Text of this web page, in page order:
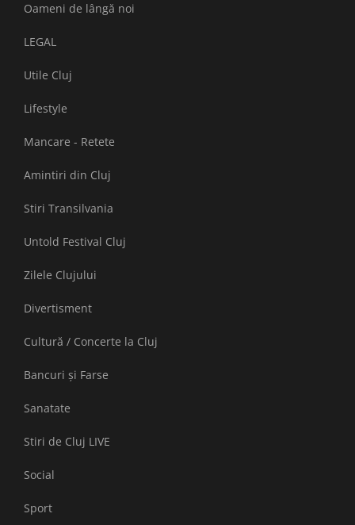
Oameni de lângă noi
LEGAL
Utile Cluj
Lifestyle
Mancare - Retete
Amintiri din Cluj
Stiri Transilvania
Untold Festival Cluj
Zilele Clujului
Divertisment
Cultură / Concerte la Cluj
Bancuri și Farse
Sanatate
Stiri de Cluj LIVE
Social
Sport